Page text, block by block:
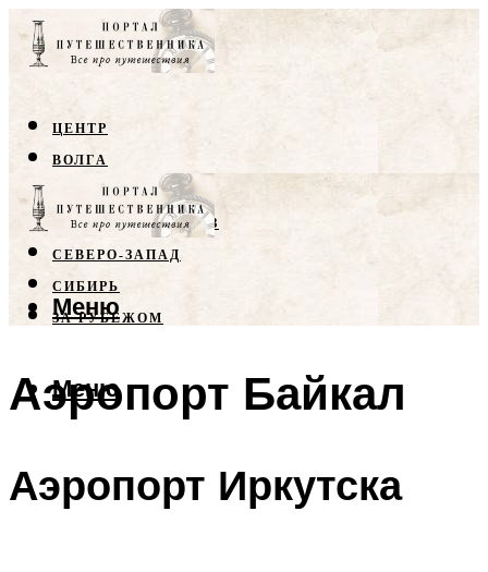
ЦЕНТР
ВОЛГА
КРЫМ
СЕВЕРНЫЙ КАВКАЗ
СЕВЕРО-ЗАПАД
СИБИРЬ
ЗА РУБЕЖОМ
Меню
Меню
Аэропорт Байкал
Аэропорт Иркутска